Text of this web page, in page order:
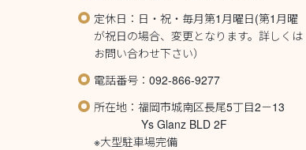
定休日：日・祝・毎月第1月曜日(第1月曜
が祝日の場合、変更となります。詳しくは
お問い合わせ下さい）
電話番号：092-866-9277
所在地：福岡市城南区長尾5丁目2－13
Ys Glanz BLD 2F
※大型駐車場完備